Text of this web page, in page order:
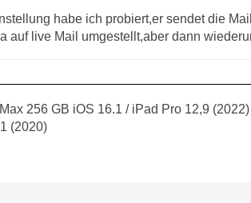
habe ich probiert,er sendet die
auf live Mail umgestellt,aber dann
256 GB iOS 16.1 / iPad Pro 12,9
(2020)